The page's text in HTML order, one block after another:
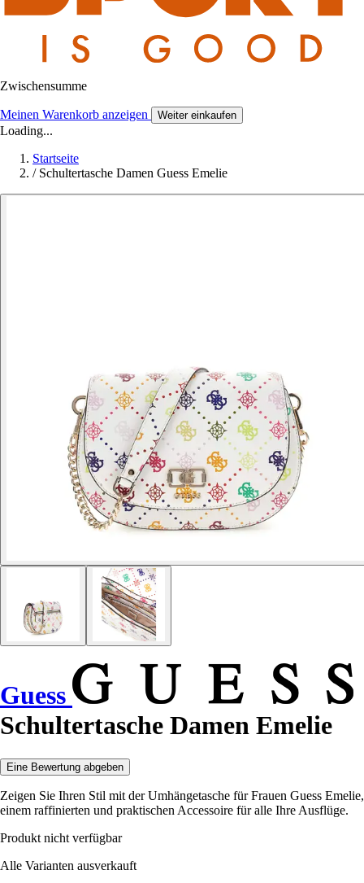
Zwischensumme
Meinen Warenkorb anzeigen Weiter einkaufen
Loading...
Startseite
/ Schultertasche Damen Guess Emelie
Guess
Schultertasche Damen Emelie
Eine Bewertung abgeben
Zeigen Sie Ihren Stil mit der Umhängetasche für Frauen Guess Emelie,
einem raffinierten und praktischen Accessoire für alle Ihre Ausflüge.
Produkt nicht verfügbar
Alle Varianten ausverkauft